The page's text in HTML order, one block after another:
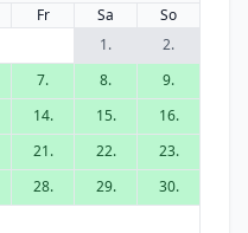
Fr Sa
So
1.
2.
7. 8.
9.
14. 15.
16.
21. 22.
23.
28. 29.
30.